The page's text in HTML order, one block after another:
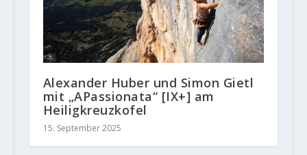
Alexander Huber und Simon Gietl
mit „APassionata“ [IX+] am
Heiligkreuzkofel
15. September 2025